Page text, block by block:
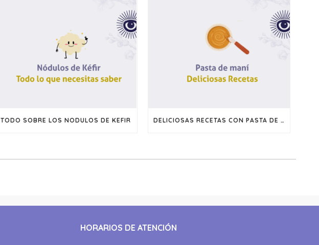
TODO SOBRE LOS NODULOS DE KEFIR DELICIOSAS RECETAS CON PASTA DE MANI
HORARIOS DE ATENCIÓN